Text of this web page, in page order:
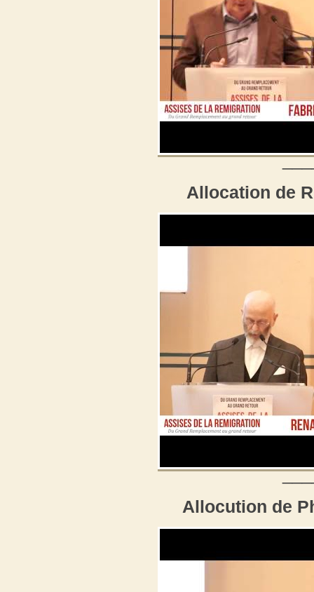
Allocation de
Allocution de